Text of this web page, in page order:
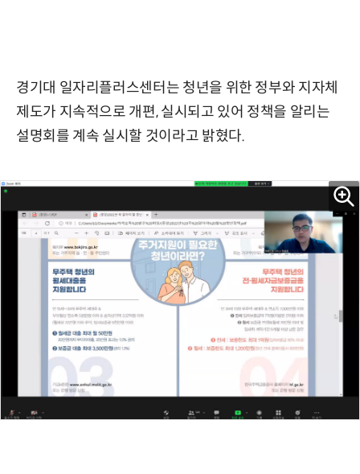
경기대 일자리플러스센터는 청년을 위한 정부와 지자체
제도가 지속적으로 개편, 실시되고 있어 정책을 알리는
설명회를 계속 실시할 것이라고 밝혔다.